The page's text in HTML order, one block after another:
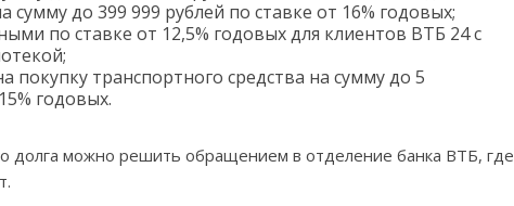
до 399 999 рублей по ставке от 16% годовых;
по ставке от 12,5% годовых для клиентов ВТБ 24 с
транспортного средства на сумму до 5
годовых.
долга можно решить обращением в отделение банка ВТБ, где